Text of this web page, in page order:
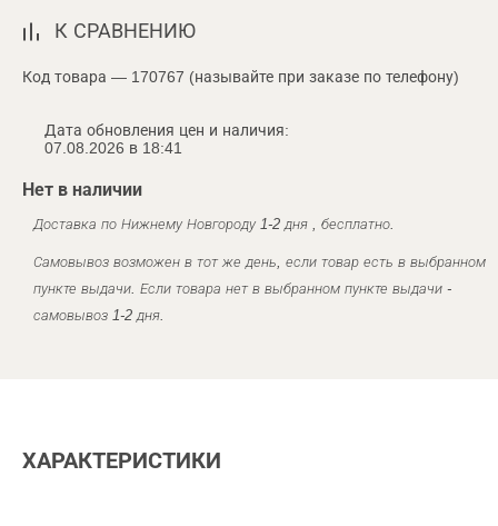
К СРАВНЕНИЮ
Код товара — 170767 (называйте при заказе по телефону)
Дата обновления цен и наличия:
07.08.2026 в 18:41
Нет в наличии
Доставка по Нижнему Новгороду 1-2 дня , бесплатно.
Самовывоз возможен в тот же день, если товар есть в выбранном
пункте выдачи. Если товара нет в выбранном пункте выдачи -
самовывоз 1-2 дня.
ХАРАКТЕРИСТИКИ